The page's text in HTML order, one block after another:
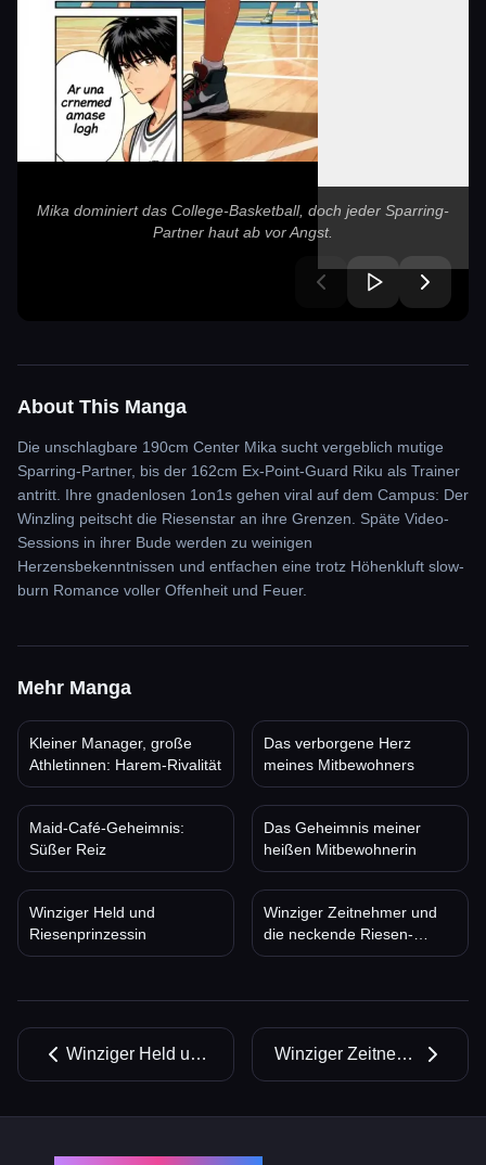
Mika dominiert das College-Basketball, doch jeder Sparring-
Partner haut ab vor Angst.
About This Manga
Die unschlagbare 190cm Center Mika sucht vergeblich mutige
Sparring-Partner, bis der 162cm Ex-Point-Guard Riku als Trainer
antritt. Ihre gnadenlosen 1on1s gehen viral auf dem Campus: Der
Winzling peitscht die Riesenstar an ihre Grenzen. Späte Video-
Sessions in ihrer Bude werden zu weinigen
Herzensbekenntnissen und entfachen eine trotz Höhenkluft slow-
burn Romance voller Offenheit und Feuer.
Mehr Manga
Kleiner Manager, große
Athletinnen: Harem-Rivalität
Das verborgene Herz
meines Mitbewohners
Maid-Café-Geheimnis:
Süßer Reiz
Das Geheimnis meiner
heißen Mitbewohnerin
Winziger Held und
Riesenprinzessin
Winziger Zeitnehmer und
die neckende Riesen-
Kapitänin
Winziger Held und Riesenprinzessin Winziger Zeitnehmer und die neckende Riesen-Kapitänin